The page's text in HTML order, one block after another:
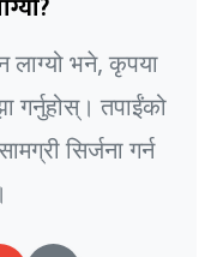
लाग्यो भने, कृपया
गर्नुहोस्। तपाईंको
सिर्जना गर्न